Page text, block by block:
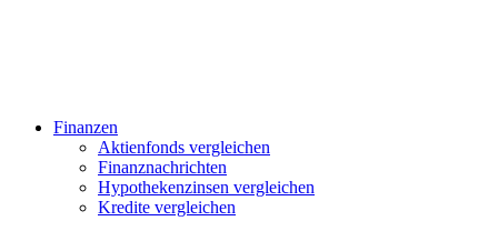
Finanzen
Aktienfonds vergleichen
Finanznachrichten
Hypothekenzinsen vergleichen
Kredite vergleichen